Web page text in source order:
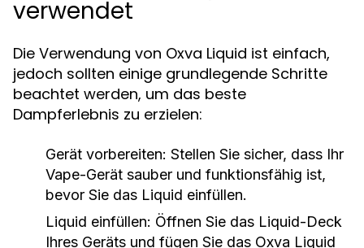
verwendet
Die Verwendung von Oxva Liquid ist einfach,
jedoch sollten einige grundlegende Schritte
beachtet werden, um das beste
Dampferlebnis zu erzielen:
Gerät vorbereiten: Stellen Sie sicher, dass Ihr
Vape-Gerät sauber und funktionsfähig ist,
bevor Sie das Liquid einfüllen.
Liquid einfüllen: Öffnen Sie das Liquid-Deck
Ihres Geräts und fügen Sie das Oxva Liquid